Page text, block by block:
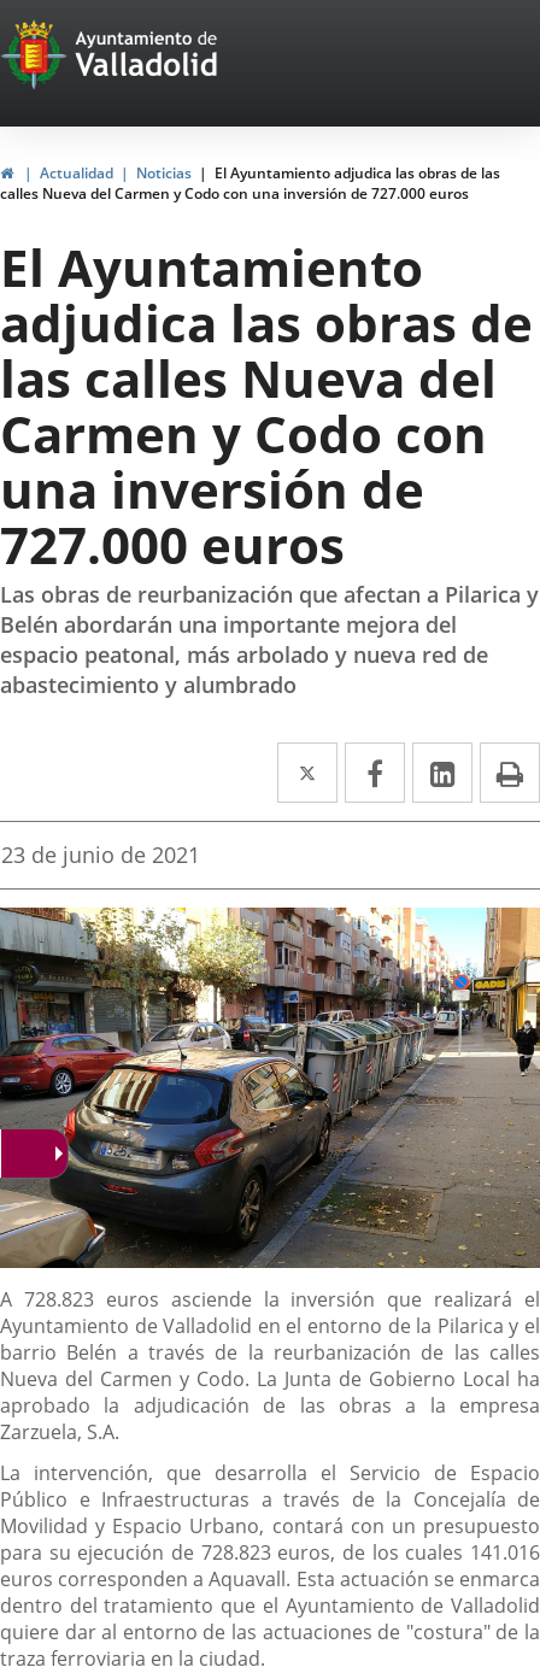
Portal
Web
del
Ayuntamiento
de
Valladolid
InicioActualidad Noticias
El Ayuntamiento adjudica las obras de las
calles Nueva del Carmen y Codo con una inversión de 727.000 euros
El Ayuntamiento
adjudica las obras de
las calles Nueva del
Carmen y Codo con
una inversión de
727.000 euros
Las obras de reurbanización que afectan a Pilarica y
Belén abordarán una importante mejora del
espacio peatonal, más arbolado y nueva red de
abastecimiento y alumbrado
Twitter
Enlace
a
aplicación
externa.
Facebook
Enlace
a
aplicación
externa.
Enlace
a
Fecha
la
noticia
23 de junio de 2021
Contenido
A 728.823 euros asciende la inversión que realizará el
Ayuntamiento de Valladolid en el entorno de la Pilarica y el
barrio Belén a través de la reurbanización de las calles
Nueva del Carmen y Codo. La Junta de Gobierno Local ha
aprobado la adjudicación de las obras a la empresa
Zarzuela, S.A.
La intervención, que desarrolla el Servicio de Espacio
Público e Infraestructuras a través de la Concejalía de
Movilidad y Espacio Urbano, contará con un presupuesto
para su ejecución de 728.823 euros, de los cuales 141.016
euros corresponden a Aquavall. Esta actuación se enmarca
dentro del tratamiento que el Ayuntamiento de Valladolid
quiere dar al entorno de las actuaciones de "costura" de la
traza ferroviaria en la ciudad.